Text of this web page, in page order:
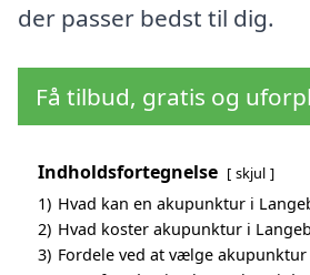
der passer bedst til dig.
Få tilbud, gratis og
Indholdsfortegnelse skjul
1) Hvad kan en akupunktur i
2) Hvad koster akupunktur i
3) Fordele ved at vælge